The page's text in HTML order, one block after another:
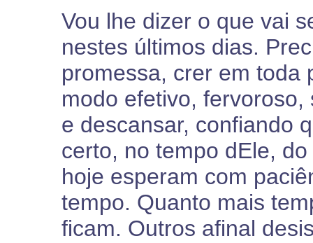
Vou lhe dizer o que vai
nestes últimos dias.
promessa, crer em toda
modo efetivo,
e descansar, confiando
certo, no tempo dEle,
hoje esperam com
tempo. Quanto mais
ficam. Outros afinal